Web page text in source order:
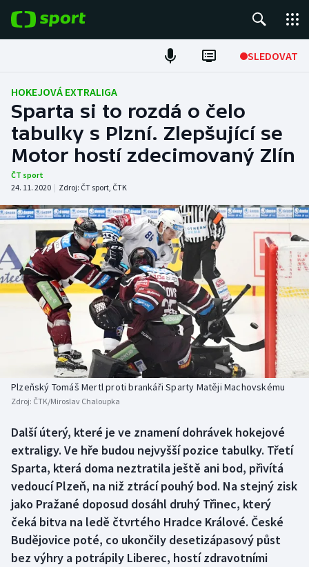
SLEDOVAT
Fotbal
Hokej
Tenis
Atletika
Cyklistika
DALŠÍ SPORTY
Americký fotbal
Baseball a softbal
Basketbal
Biatlon
Box
Curling
Dostihy
Florbal
NEPŘEHLÉDNĚTE
Soutěže
Historické návraty
Aplikace ČT sport
HOKEJOVÁ EXTRALIGA
Sparta si to rozdá o čelo
tabulky s Plzní. Zlepšující se
Motor hostí zdecimovaný Zlín
ČT sport
24. 11. 2020 | Zdroj: ČT sport, ČTK
Plzeňský Tomáš Mertl proti brankáři Sparty Matěji Machovskému
Zdroj: ČTK/Miroslav Chaloupka
Další úterý, které je ve znamení dohrávek hokejové
extraligy. Ve hře budou nejvyšší pozice tabulky. Třetí
Sparta, která doma neztratila ještě ani bod, přivítá
vedoucí Plzeň, na niž ztrácí pouhý bod. Na stejný zisk
jako Pražané doposud dosáhl druhý Třinec, který
čeká bitva na ledě čtvrtého Hradce Králové. České
Budějovice poté, co ukončily desetizápasový půst
bez výhry a potrápily Liberec, hostí zdravotními